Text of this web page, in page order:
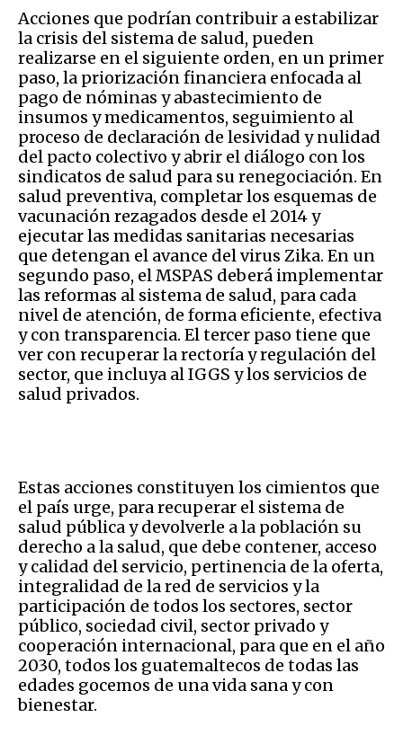
Acciones que podrían contribuir a estabilizar
la crisis del sistema de salud, pueden
realizarse en el siguiente orden, en un primer
paso, la priorización financiera enfocada al
pago de nóminas y abastecimiento de
insumos y medicamentos, seguimiento al
proceso de declaración de lesividad y nulidad
del pacto colectivo y abrir el diálogo con los
sindicatos de salud para su renegociación. En
salud preventiva, completar los esquemas de
vacunación rezagados desde el 2014 y
ejecutar las medidas sanitarias necesarias
que detengan el avance del virus Zika. En un
segundo paso, el MSPAS deberá implementar
las reformas al sistema de salud, para cada
nivel de atención, de forma eficiente, efectiva
y con transparencia. El tercer paso tiene que
ver con recuperar la rectoría y regulación del
sector, que incluya al IGGS y los servicios de
salud privados.
Estas acciones constituyen los cimientos que
el país urge, para recuperar el sistema de
salud pública y devolverle a la población su
derecho a la salud, que debe contener, acceso
y calidad del servicio, pertinencia de la oferta,
integralidad de la red de servicios y la
participación de todos los sectores, sector
público, sociedad civil, sector privado y
cooperación internacional, para que en el año
2030, todos los guatemaltecos de todas las
edades gocemos de una vida sana y con
bienestar.